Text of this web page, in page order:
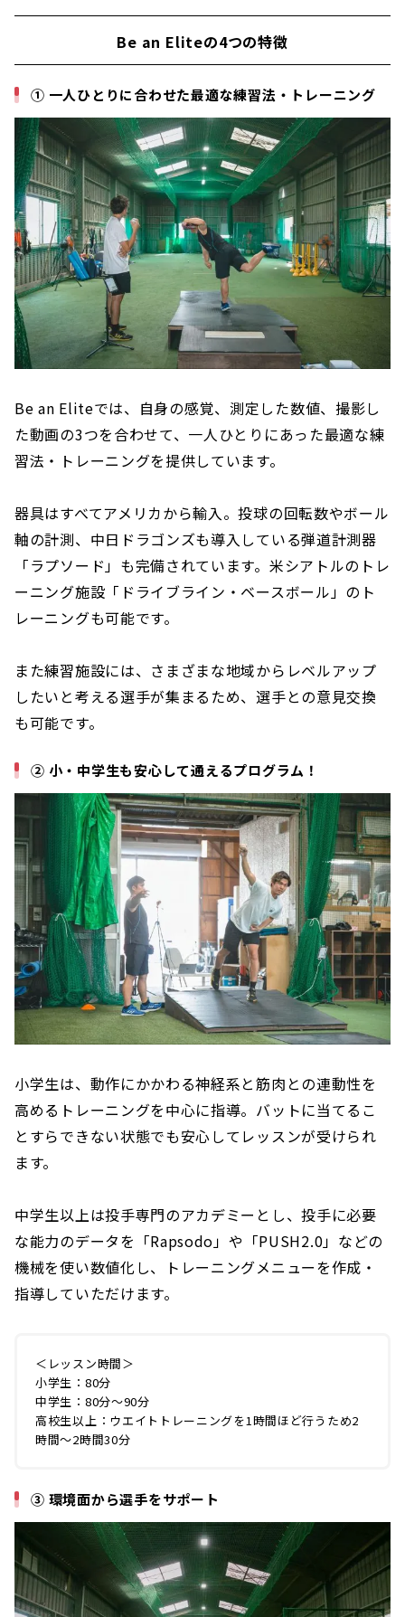
Be an Eliteの4つの特徴
① 一人ひとりに合わせた最適な練習法・トレーニング
Be an Eliteでは、自身の感覚、測定した数値、撮影し
た動画の3つを合わせて、一人ひとりにあった最適な練
習法・トレーニングを提供しています。
器具はすべてアメリカから輸入。投球の回転数やボール
軸の計測、中日ドラゴンズも導入している弾道計測器
「ラプソード」も完備されています。米シアトルのトレ
ーニング施設「ドライブライン・ベースボール」のト
レーニングも可能です。
また練習施設には、さまざまな地域からレベルアップ
したいと考える選手が集まるため、選手との意見交換
も可能です。
② 小・中学生も安心して通えるプログラム！
‪小学生は、動作にかかわる神経系と筋肉との連動性を
高めるトレーニングを中心に指導。バットに当てるこ
とすらできない状態でも安心してレッスンが受けられ
ます。
中学生以上は投手専門のアカデミーとし、投手に必要
な能力のデータを「Rapsodo」や「PUSH2.0」などの
機械を使い数値化し、トレーニングメニューを作成・
指導していただけます。
＜レッスン時間＞
小学生：80分
中学生：80分～90分
高校生以上：ウエイトトレーニングを1時間ほど行うため2
時間～2時間30分
③ 環境面から選手をサポート